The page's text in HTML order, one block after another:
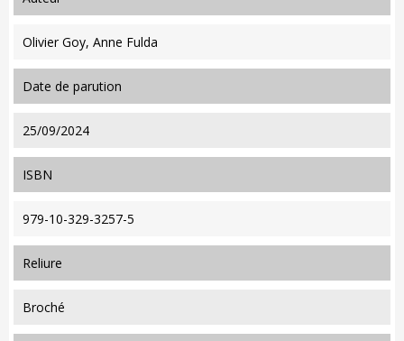
Olivier Goy, Anne Fulda
date de parution
25/09/2024
ISBN
979-10-329-3257-5
reliure
Broché